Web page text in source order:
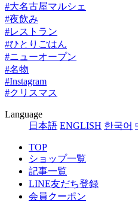
#大名古屋マルシェ
#夜飲み
#レストラン
#ひとりごはん
#ニューオープン
#名物
#Instagram
#クリスマス
Language
日本語 ENGLISH 한국어
TOP
ショップ一覧
記事一覧
LINE友だち登録
会員クーポン